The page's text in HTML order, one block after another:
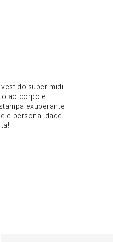
super midi
ao corpo e
exuberante
e personalidade